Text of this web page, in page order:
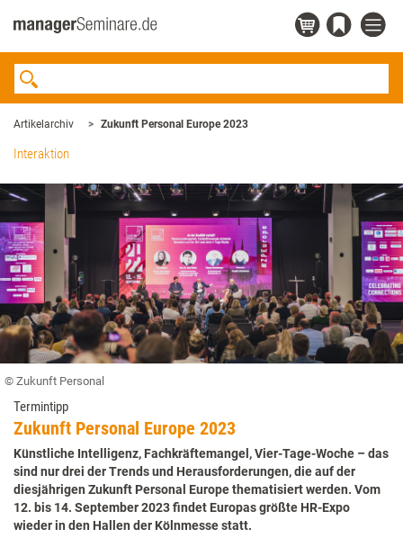
Artikelarchiv Zukunft Personal Europe 2023
Interaktion
© Zukunft Personal
Termintipp
Zukunft Personal Europe 2023
Künstliche Intelligenz, Fachkräftemangel, Vier-Tage-Woche – das
sind nur drei der Trends und Herausforderungen, die auf der
diesjährigen Zukunft Personal Europe thematisiert werden. Vom
12. bis 14. September 2023 findet Europas größte HR-Expo
wieder in den Hallen der Kölnmesse statt.